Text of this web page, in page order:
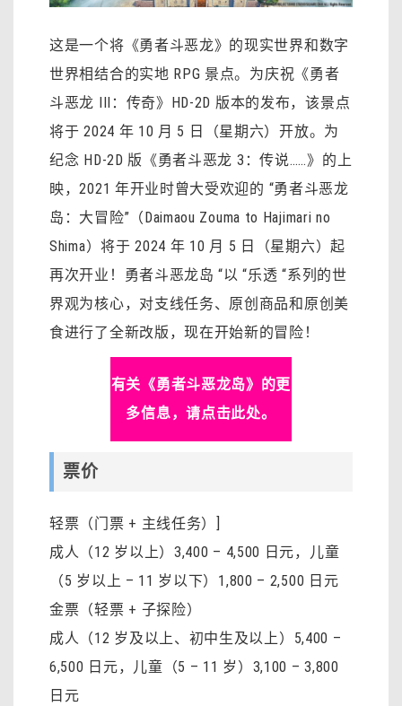
这是一个将《勇者斗恶龙》的现实世界和数字
世界相结合的实地 RPG 景点。为庆祝《勇者
斗恶龙 III：传奇》HD-2D 版本的发布，该景点
将于 2024 年 10 月 5 日（星期六）开放。为
纪念 HD-2D 版《勇者斗恶龙 3：传说……》的上
映，2021 年开业时曾大受欢迎的 “勇者斗恶龙
岛：大冒险”（Daimaou Zouma to Hajimari no
Shima）将于 2024 年 10 月 5 日（星期六）起
再次开业！勇者斗恶龙岛 “以 “乐透 “系列的世
界观为核心，对支线任务、原创商品和原创美
食进行了全新改版，现在开始新的冒险！
有关《勇者斗恶龙岛》的更
多信息，请点击此处。
票价
轻票（门票 + 主线任务）]
成人（12 岁以上）3,400 – 4,500 日元，
儿童
（5 岁以上 – 11 岁以下）1,800 – 2,500 日元
金票（轻票 + 子探险）
成人（12 岁及以上、初中生及以上）5,400 –
6,500 日元，儿童（5 – 11 岁）3,100 – 3,800
日元